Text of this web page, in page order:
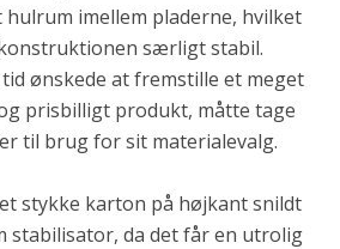
imellem pladerne, hvilket
særligt stabil.
ønskede at fremstille et meget
prisbilligt produkt, måtte tage
til brug for sit materialevalg.
stykke karton på højkant snildt
stabilisator, da det får en utrolig